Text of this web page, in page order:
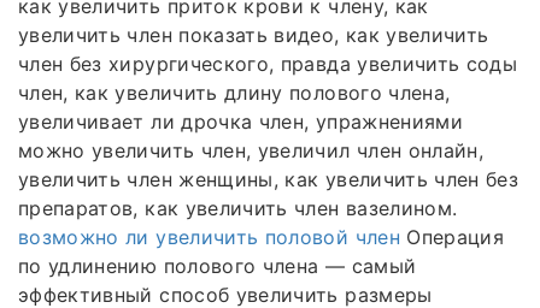
как увеличить приток крови к члену, как
увеличить член показать видео, как увеличить
член без хирургического, правда увеличить соды
член, как увеличить длину полового члена,
увеличивает ли дрочка член, упражнениями
можно увеличить член, увеличил член онлайн,
увеличить член женщины, как увеличить член без
препаратов, как увеличить член вазелином.
возможно ли увеличить половой член Операция
по удлинению полового члена — самый
эффективный способ увеличить размеры